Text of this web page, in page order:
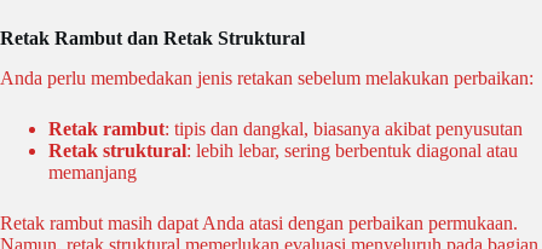
Retak Rambut dan Retak Struktural
Anda perlu membedakan jenis retakan sebelum melakukan perbaikan:
Retak rambut: tipis dan dangkal, biasanya akibat penyusutan
Retak struktural: lebih lebar, sering berbentuk diagonal atau
memanjang
Retak rambut masih dapat Anda atasi dengan perbaikan permukaan.
Namun, retak struktural memerlukan evaluasi menyeluruh pada bagian